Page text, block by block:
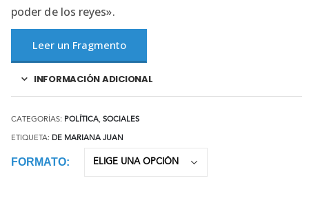
poder de los reyes».
Leer un Fragmento
INFORMACIÓN ADICIONAL
CATEGORÍAS: POLÍTICA, SOCIALES
ETIQUETA: DE MARIANA JUAN
FORMATO